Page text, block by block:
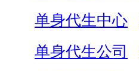
单身代生中心
单身代生公司